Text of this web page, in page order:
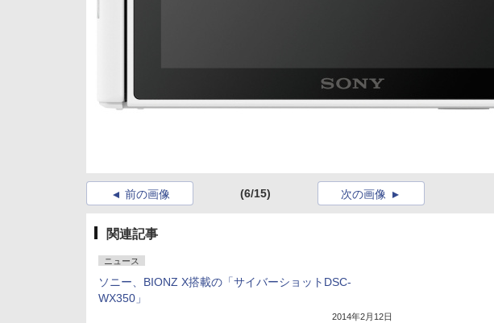
前の画像 (6/15) 次の画像
関連記事
ニュース
ソニー、BIONZ X搭載の「サイバーショットDSC-
WX350」
2014年2月12日